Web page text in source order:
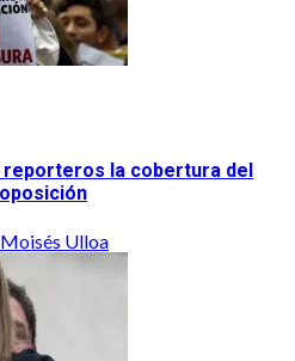
reporteros la cobertura del
Ulloa